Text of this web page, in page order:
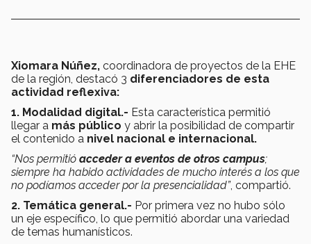
Xiomara Núñez, coordinadora de proyectos de la EHE
de la región, destacó 3 diferenciadores de esta
actividad reflexiva:
1. Modalidad digital.- Esta característica permitió
llegar a más público y abrir la posibilidad de compartir
el contenido a nivel nacional e internacional.
“Nos permitió acceder a eventos de otros campus;
siempre ha habido actividades de mucho interés a los que
no podíamos acceder por la presencialidad”, compartió.
2. Temática general.- Por primera vez no hubo sólo
un eje específico, lo que permitió abordar una variedad
de temas humanísticos.